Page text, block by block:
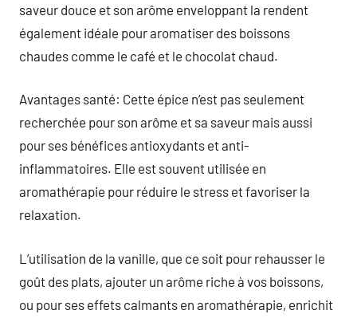
saveur douce et son arôme enveloppant la rendent
également idéale pour aromatiser des boissons
chaudes comme le café et le chocolat chaud.
Avantages santé: Cette épice n’est pas seulement
recherchée pour son arôme et sa saveur mais aussi
pour ses bénéfices antioxydants et anti-
inflammatoires. Elle est souvent utilisée en
aromathérapie pour réduire le stress et favoriser la
relaxation.
L’utilisation de la vanille, que ce soit pour rehausser le
goût des plats, ajouter un arôme riche à vos boissons,
ou pour ses effets calmants en aromathérapie, enrichit